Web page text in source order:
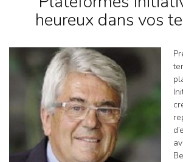
heureux dans vos